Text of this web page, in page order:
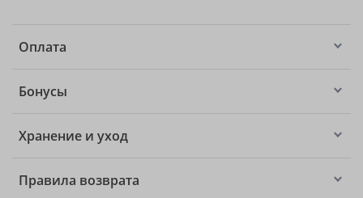
Оплата
Бонусы
Хранение и уход
Правила возврата